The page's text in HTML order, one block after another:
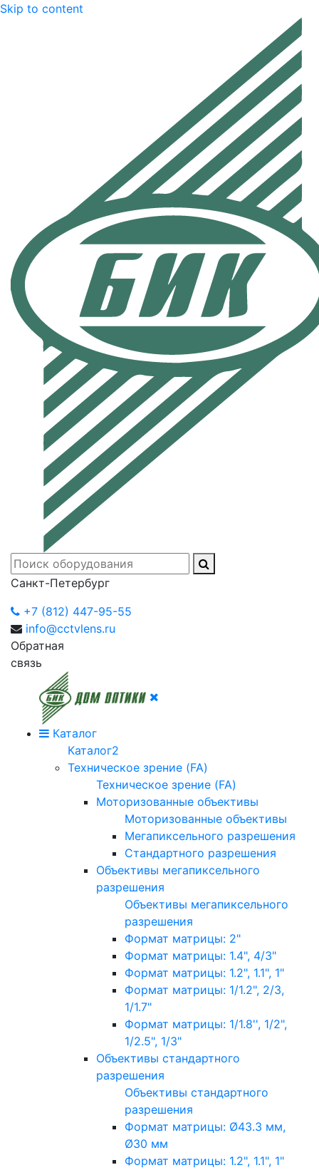
Skip to content
Санкт-Петербург
+7 (812) 447-95-55
info@cctvlens.ru
Обратная
связь
Каталог
Каталог2
Техническое зрение (FA)
Техническое зрение (FA)
Моторизованные объективы
Моторизованные объективы
Мегапиксельного разрешения
Стандартного разрешения
Объективы мегапиксельного
разрешения
Объективы мегапиксельного
разрешения
Формат матрицы: 2"
Формат матрицы: 1.4", 4/3"
Формат матрицы: 1.2", 1.1", 1"
Формат матрицы: 1/1.2", 2/3,
1/1.7"
Формат матрицы: 1/1.8'', 1/2",
1/2.5", 1/3"
Объективы стандартного
разрешения
Объективы стандартного
разрешения
Формат матрицы: Ø43.3 мм,
Ø30 мм
Формат матрицы: 1.2", 1.1", 1"